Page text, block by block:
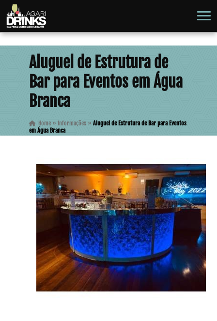
Aluguel de Estrutura de
Bar para Eventos em Água
Branca
Home» Informações » Aluguel de Estrutura de Bar para Eventos
em Água Branca